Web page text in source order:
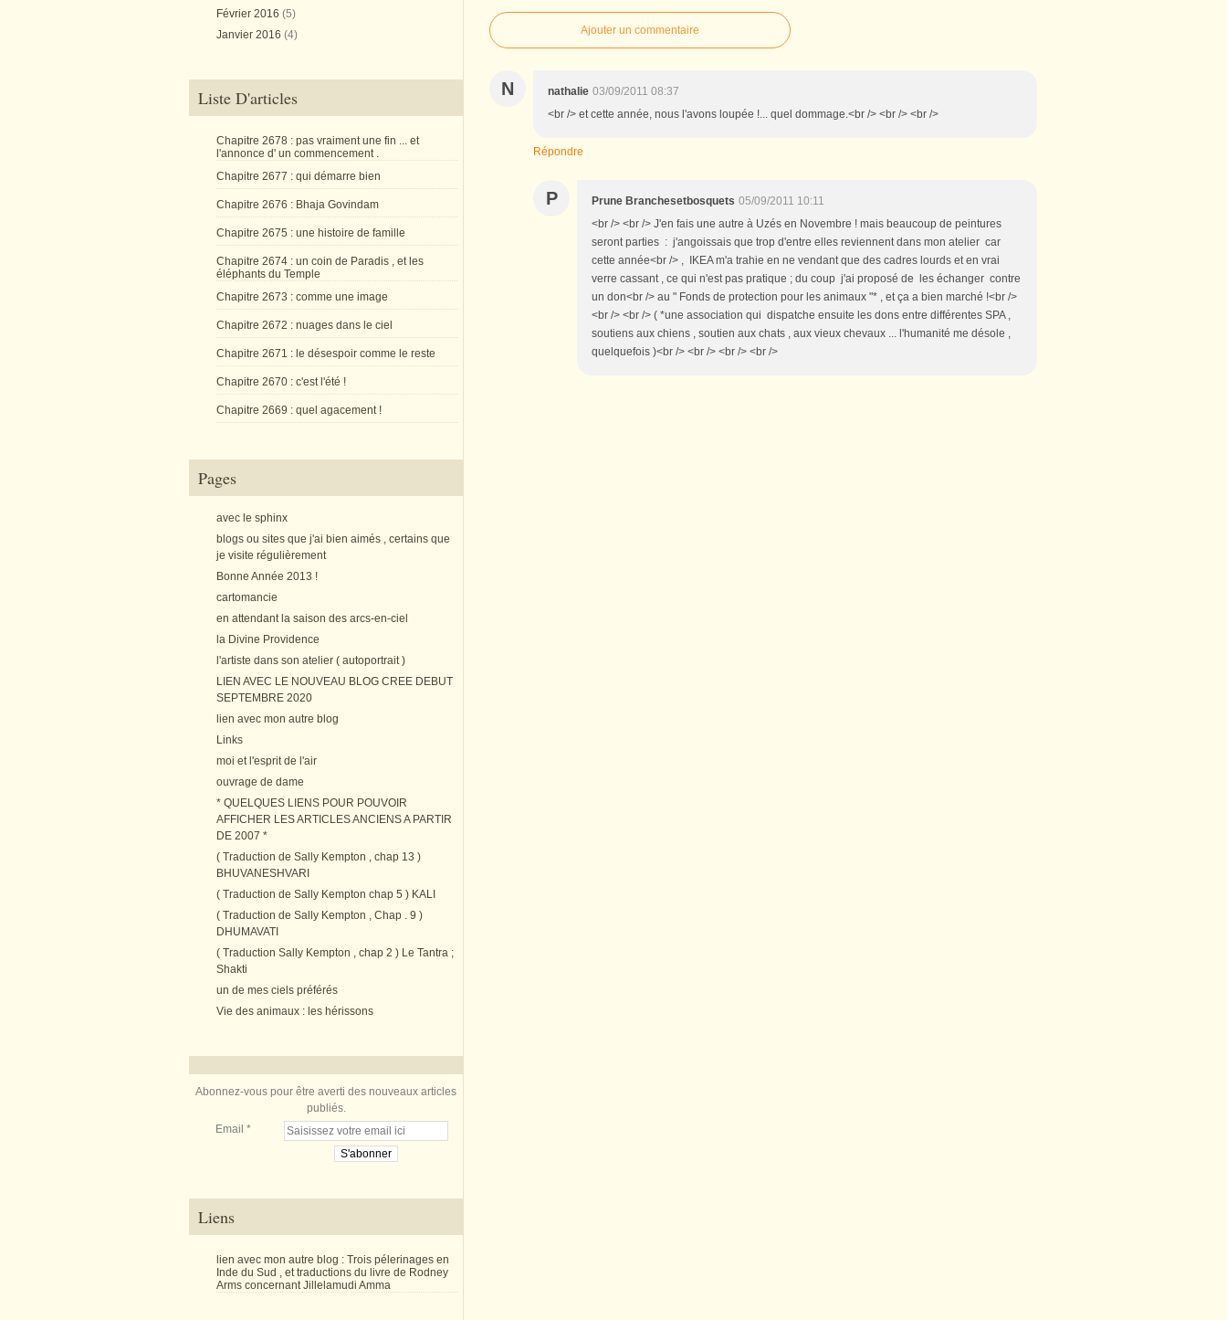
Février 2016 (5)
Janvier 2016 (4)
Liste D'articles
Chapitre 2678 : pas vraiment une fin ... et
l'annonce d' un commencement .
Chapitre 2677 : qui démarre bien
Chapitre 2676 : Bhaja Govindam
Chapitre 2675 : une histoire de famille
Chapitre 2674 : un coin de Paradis , et les
éléphants du Temple
Chapitre 2673 : comme une image
Chapitre 2672 : nuages dans le ciel
Chapitre 2671 : le désespoir comme le reste
Chapitre 2670 : c'est l'été !
Chapitre 2669 : quel agacement !
Pages
avec le sphinx
blogs ou sites que j'ai bien aimés , certains que
je visite régulièrement
Bonne Année 2013 !
cartomancie
en attendant la saison des arcs-en-ciel
la Divine Providence
l'artiste dans son atelier ( autoportrait )
LIEN AVEC LE NOUVEAU BLOG CREE DEBUT
SEPTEMBRE 2020
lien avec mon autre blog
Links
moi et l'esprit de l'air
ouvrage de dame
* QUELQUES LIENS POUR POUVOIR
AFFICHER LES ARTICLES ANCIENS A PARTIR
DE 2007 *
( Traduction de Sally Kempton , chap 13 )
BHUVANESHVARI
( Traduction de Sally Kempton chap 5 ) KALI
( Traduction de Sally Kempton , Chap . 9 )
DHUMAVATI
( Traduction Sally Kempton , chap 2 ) Le Tantra ;
Shakti
un de mes ciels préférés
Vie des animaux : les hérissons
Abonnez-vous pour être averti des nouveaux articles
publiés.
Email
Liens
lien avec mon autre blog : Trois pélerinages en
Inde du Sud , et traductions du livre de Rodney
Arms concernant Jillelamudi Amma
Ajouter un commentaire
N nathalie 03/09/2011 08:37
<br /> et cette année, nous l'avons loupée !... quel dommage.<br /> <br /> <br />
Répondre
P Prune Branchesetbosquets 05/09/2011 10:11
<br /> <br /> J'en fais une autre à Uzés en Novembre ! mais beaucoup de peintures
seront parties : j'angoissais que trop d'entre elles reviennent dans mon atelier car
cette année<br /> , IKEA m'a trahie en ne vendant que des cadres lourds et en vrai
verre cassant , ce qui n'est pas pratique ; du coup j'ai proposé de les échanger contre
un don<br /> au " Fonds de protection pour les animaux "* , et ça a bien marché !<br />
<br /> <br /> ( *une association qui dispatche ensuite les dons entre différentes SPA ,
soutiens aux chiens , soutien aux chats , aux vieux chevaux ... l'humanité me désole ,
quelquefois )<br /> <br /> <br /> <br />